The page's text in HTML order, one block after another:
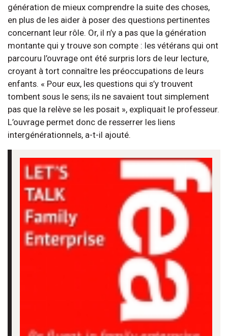
génération de mieux comprendre la suite des choses,
en plus de les aider à poser des questions pertinentes
concernant leur rôle. Or, il n’y a pas que la génération
montante qui y trouve son compte : les vétérans qui ont
parcouru l’ouvrage ont été surpris lors de leur lecture,
croyant à tort connaître les préoccupations de leurs
enfants. « Pour eux, les questions qui s’y trouvent
tombent sous le sens; ils ne savaient tout simplement
pas que la relève se les posait », expliquait le professeur.
L’ouvrage permet donc de resserrer les liens
intergénérationnels, a-t-il ajouté.